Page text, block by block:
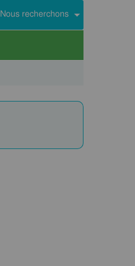
Nous recherchons